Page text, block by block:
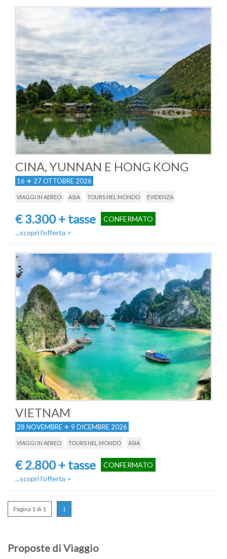
CINA, YUNNAN E HONG KONG
16 ✈ 27 OTTOBRE 2026
VIAGGI IN AEREO ASIA TOURS NEL MONDO EVIDENZA
€ 3.300 + tasse
CONFERMATO
...scopri l'offerta >
VIETNAM
28 NOVEMBRE ✈ 9 DICEMBRE 2026
VIAGGI IN AEREO TOURS NEL MONDO ASIA
€ 2.800 + tasse
CONFERMATO
...scopri l'offerta >
Pagina 1 di 1 1
Proposte di Viaggio